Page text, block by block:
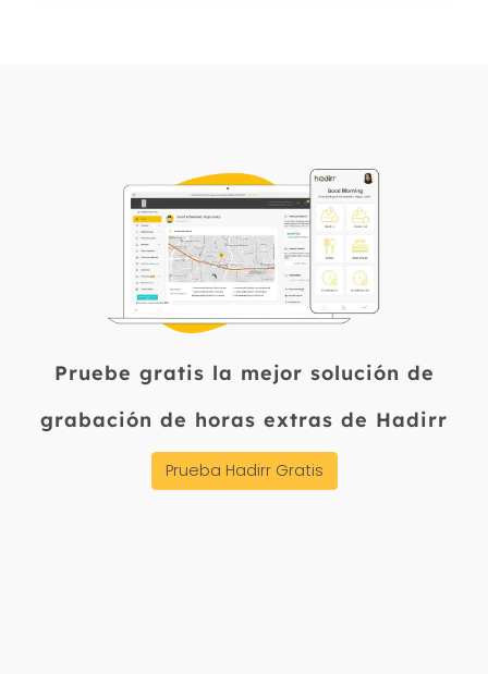
Pruebe gratis la mejor solución de
grabación de horas extras de Hadirr
Prueba Hadirr Gratis